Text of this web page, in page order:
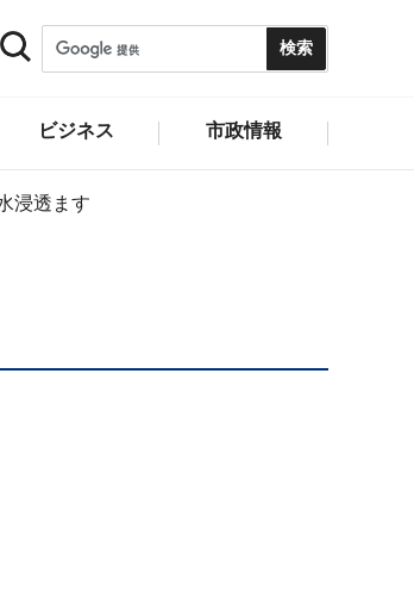
ビジネス 市政情報
浸透ます